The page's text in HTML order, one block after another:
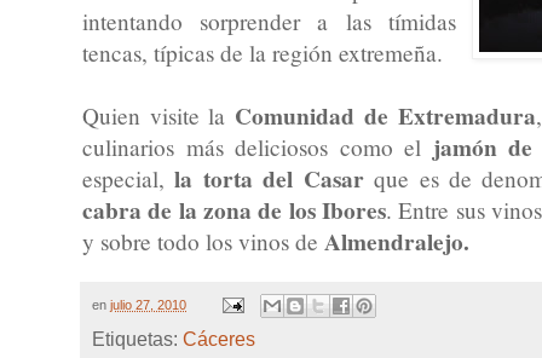
intentando sorprender a las tímidas
tencas, típicas de la región extremeña.
Quien visite la Comunidad de Extremadura
culinarios más deliciosos como el jamón
especial,la torta del Casarque es de
cabra de la zona de los Ibores. Entre sus
y sobre todo los vinos de Almendralejo.
en julio 27, 2010
Etiquetas: Cáceres